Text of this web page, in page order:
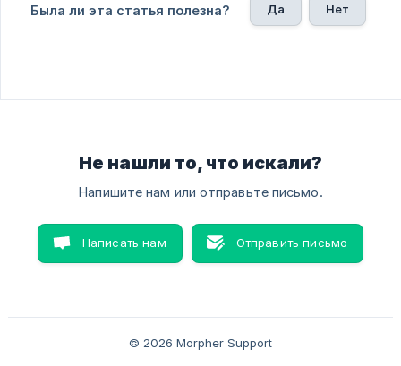
Была ли эта статья полезна? Да Нет
Не нашли то, что искали?
Напишите нам или отправьте письмо.
Написать нам Отправить письмо
© 2026 Morpher Support